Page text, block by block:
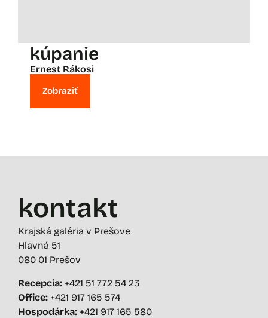
kúpanie
Ernest Rákosi
Zobraziť
kontakt
Krajská galéria v Prešove
Hlavná 51
080 01 Prešov
Recepcia: +421 51 772 54 23
Office: +421 917 165 574
Hospodárka: +421 917 165 580